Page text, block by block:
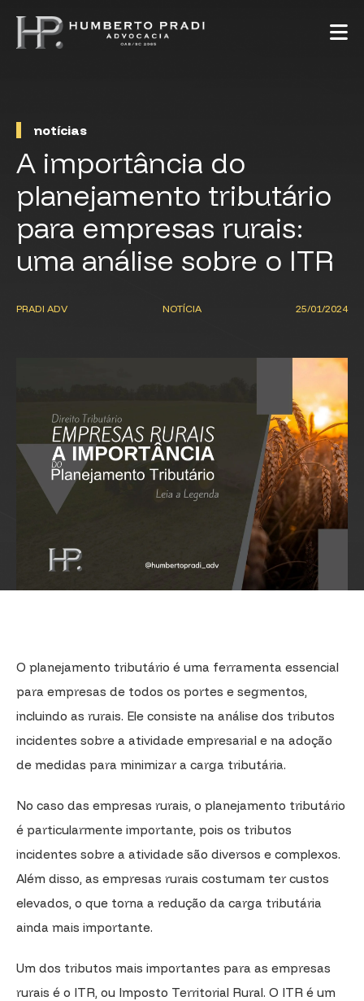
notícias
A importância do
planejamento tributário
para empresas rurais:
uma análise sobre o ITR
PRADI ADV NOTÍCIA 25/01/2024
O planejamento tributário é uma ferramenta essencial
para empresas de todos os portes e segmentos,
incluindo as rurais. Ele consiste na análise dos tributos
incidentes sobre a atividade empresarial e na adoção
de medidas para minimizar a carga tributária.
No caso das empresas rurais, o planejamento tributário
é particularmente importante, pois os tributos
incidentes sobre a atividade são diversos e complexos.
Além disso, as empresas rurais costumam ter custos
elevados, o que torna a redução da carga tributária
ainda mais importante.
Um dos tributos mais importantes para as empresas
rurais é o ITR, ou Imposto Territorial Rural. O ITR é um